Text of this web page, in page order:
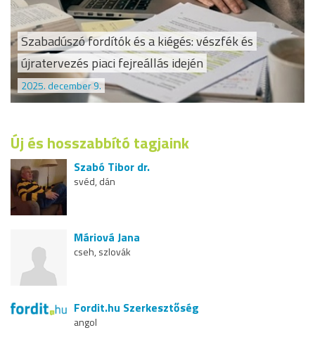
Szabadúszó fordítók és a kiégés: vészfék és
újratervezés piaci fejreállás idején
2025. december 9.
Új és hosszabbító tagjaink
Szabó Tibor dr.
svéd, dán
Máriová Jana
cseh, szlovák
Fordit.hu Szerkesztőség
angol